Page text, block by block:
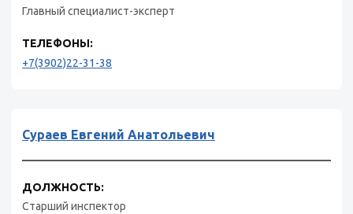
Главный специалист-эксперт
ТЕЛЕФОНЫ:
+7(3902)22-31-38
Сураев Евгений Анатольевич
ДОЛЖНОСТЬ:
Старший инспектор